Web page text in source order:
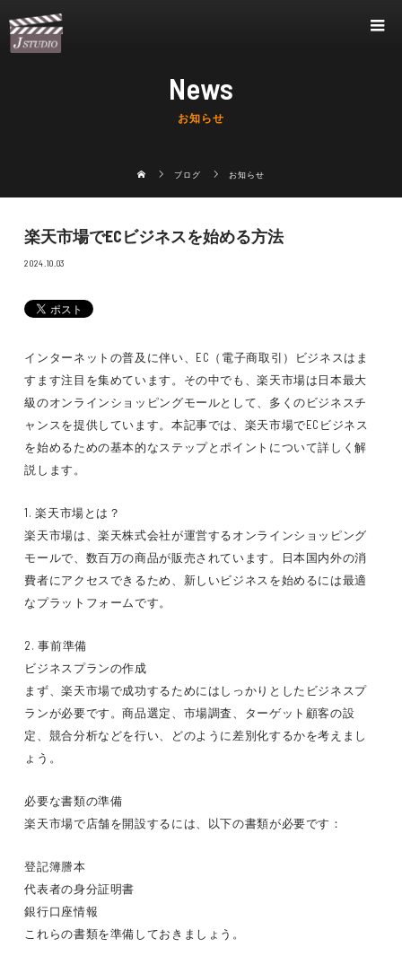
News
お知らせ
ブログ お知らせ
楽天市場でECビジネスを始める方法
2024.10.03
インターネットの普及に伴い、EC（電子商取引）ビジネスはま
すます注目を集めています。その中でも、楽天市場は日本最大
級のオンラインショッピングモールとして、多くのビジネスチ
ャンスを提供しています。本記事では、楽天市場でECビジネス
を始めるための基本的なステップとポイントについて詳しく解
説します。
1. 楽天市場とは？
楽天市場は、楽天株式会社が運営するオンラインショッピング
モールで、数百万の商品が販売されています。日本国内外の消
費者にアクセスできるため、新しいビジネスを始めるには最適
なプラットフォームです。
2. 事前準備
ビジネスプランの作成
まず、楽天市場で成功するためにはしっかりとしたビジネスプ
ランが必要です。商品選定、市場調査、ターゲット顧客の設
定、競合分析などを行い、どのように差別化するかを考えまし
ょう。
必要な書類の準備
楽天市場で店舗を開設するには、以下の書類が必要です：
登記簿謄本
代表者の身分証明書
銀行口座情報
これらの書類を準備しておきましょう。